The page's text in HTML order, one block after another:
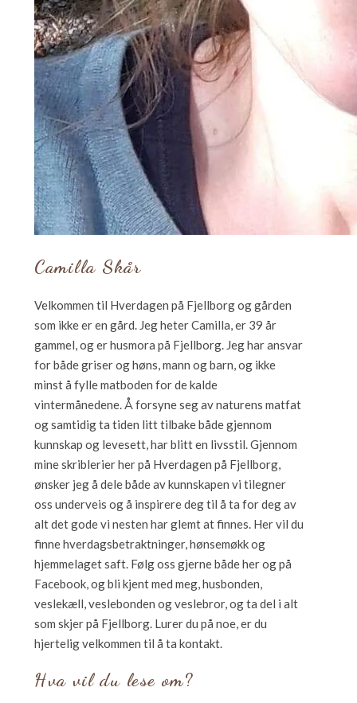
Camilla Skår
Velkommen til Hverdagen på Fjellborg og gården
som ikke er en gård. Jeg heter Camilla, er 39 år
gammel, og er husmora på Fjellborg. Jeg har ansvar
for både griser og høns, mann og barn, og ikke
minst å fylle matboden for de kalde
vintermånedene. Å forsyne seg av naturens matfat
og samtidig ta tiden litt tilbake både gjennom
kunnskap og levesett, har blitt en livsstil. Gjennom
mine skriblerier her på Hverdagen på Fjellborg,
ønsker jeg å dele både av kunnskapen vi tilegner
oss underveis og å inspirere deg til å ta for deg av
alt det gode vi nesten har glemt at finnes. Her vil du
finne hverdagsbetraktninger, hønsemøkk og
hjemmelaget saft. Følg oss gjerne både her og på
Facebook, og bli kjent med meg, husbonden,
veslekæll, veslebonden og veslebror, og ta del i alt
som skjer på Fjellborg. Lurer du på noe, er du
hjertelig velkommen til å ta kontakt.
Hva vil du lese om?